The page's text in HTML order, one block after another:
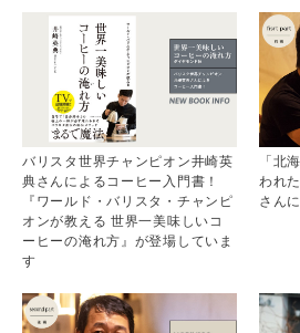
バリスタ世界チャンピオン井崎英
典さんによるコーヒー入門書！
『ワールド・バリスタ・チャンピ
オンが教える 世界一美味しいコ
ーヒーの淹れ方』が登場していま
す
「北
われ
さん